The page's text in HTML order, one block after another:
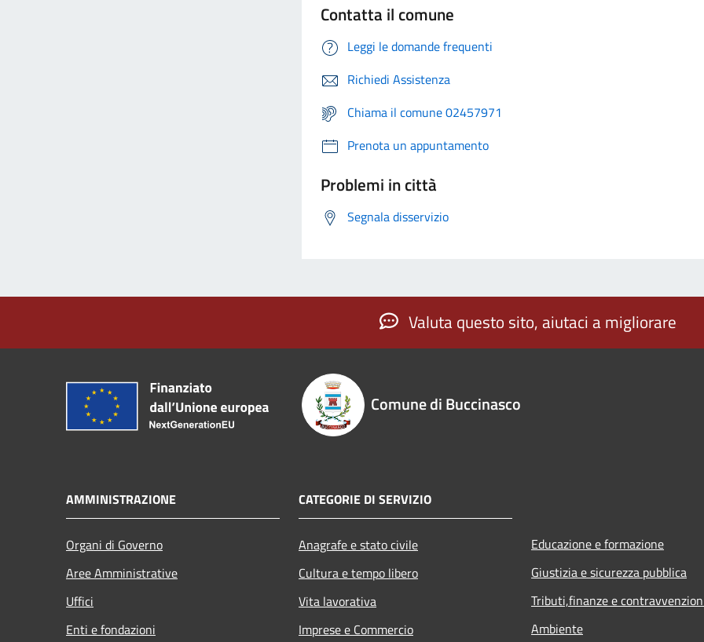
Contatta il comune
Leggi le domande frequenti
Richiedi Assistenza
Chiama il comune 02457971
Prenota un appuntamento
Problemi in città
Segnala disservizio
Valuta questo sito, aiutaci a migliorare
Comune di Buccinasco
AMMINISTRAZIONE
Organi di Governo
Aree Amministrative
Uffici
Enti e fondazioni
CATEGORIE DI SERVIZIO
Anagrafe e stato civile
Cultura e tempo libero
Vita lavorativa
Imprese e Commercio
Educazione e formazione
Giustizia e sicurezza pubblica
Tributi,finanze e
Ambiente